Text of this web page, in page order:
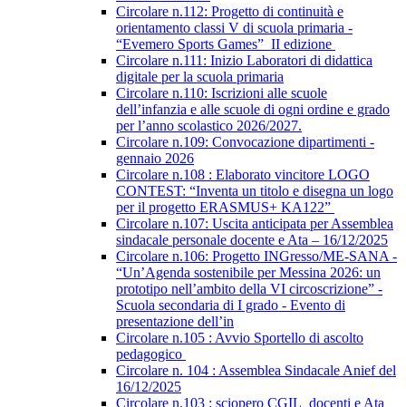
Circolare n.112: Progetto di continuità e
orientamento classi V di scuola primaria -
“Evemero Sports Games” II edizione
Circolare n.111: Inizio Laboratori di didattica
digitale per la scuola primaria
Circolare n.110: Iscrizioni alle scuole
dell’infanzia e alle scuole di ogni ordine e grado
per l’anno scolastico 2026/2027.
Circolare n.109: Convocazione dipartimenti -
gennaio 2026
Circolare n.108 : Elaborato vincitore LOGO
CONTEST: “Inventa un titolo e disegna un logo
per il progetto ERASMUS+ KA122”
Circolare n.107: Uscita anticipata per Assemblea
sindacale personale docente e Ata – 16/12/2025
Circolare n.106: Progetto INGresso/ME-SANA -
“Un’Agenda sostenibile per Messina 2026: un
prototipo nell’ambito della VI circoscrizione” -
Scuola secondaria di I grado - Evento di
presentazione dell’in
Circolare n.105 : Avvio Sportello di ascolto
pedagogico
Circolare n. 104 : Assemblea Sindacale Anief del
16/12/2025
Circolare n.103 : sciopero CGIL_docenti e Ata